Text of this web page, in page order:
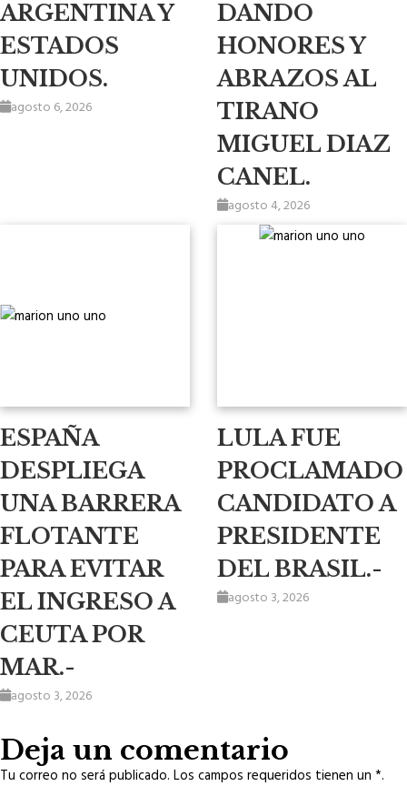
ARGENTINA Y
ESTADOS
UNIDOS.
agosto 6, 2026
DANDO
HONORES Y
ABRAZOS AL
TIRANO
MIGUEL DIAZ
CANEL.
agosto 4, 2026
ESPAÑA
DESPLIEGA
UNA BARRERA
FLOTANTE
PARA EVITAR
EL INGRESO A
CEUTA POR
MAR.-
agosto 3, 2026
LULA FUE
PROCLAMADO
CANDIDATO A
PRESIDENTE
DEL BRASIL.-
agosto 3, 2026
Deja un comentario
Tu correo no será publicado. Los campos requeridos tienen un *.